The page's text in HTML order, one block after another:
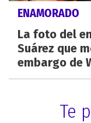
ENAMORADO
La foto del
Suárez que
embargo de
Te